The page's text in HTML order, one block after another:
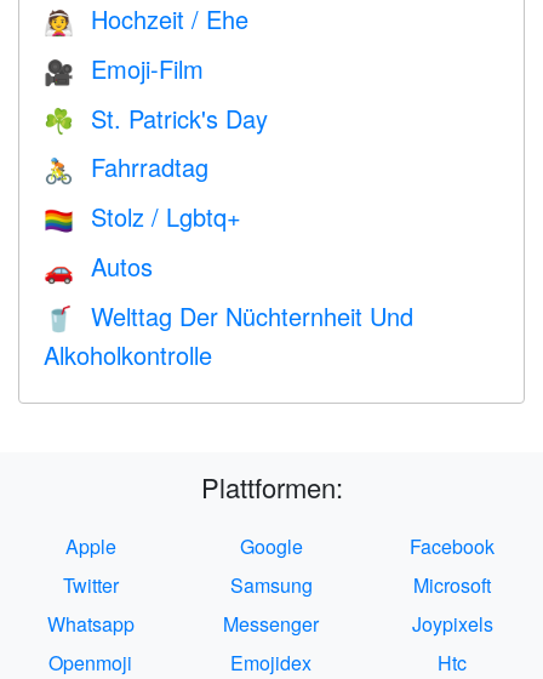
👰 Hochzeit / Ehe
🎥 Emoji-Film
☘️ St. Patrick's Day
🚴 Fahrradtag
🏳️‍🌈 Stolz / Lgbtq+
🚗 Autos
🥤
Welttag Der Nüchternheit Und
Alkoholkontrolle
Plattformen:
Apple Google
Facebook
Twitter
Samsung
Microsoft
Whatsapp
Messenger
Joypixels
Openmoji
Emojidex
Htc